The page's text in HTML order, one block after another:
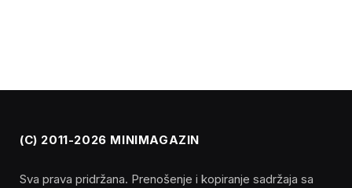
(C) 2011-2026 MINIMAGAZIN
Sva prava pridržana. Prenošenje i kopiranje sadržaja sa